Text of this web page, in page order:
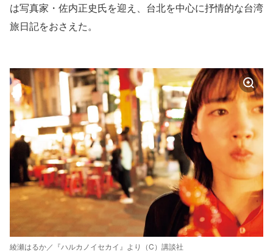
は写真家・佐内正史氏を迎え、台北を中心に抒情的な台湾
旅日記をおさえた。
綾瀬はるか／『ハルカノイセカイ』より（C）講談社